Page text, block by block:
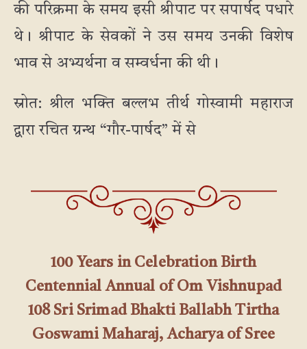
की परिक्रमा के समय इसी श्रीपाट पर सपार्षद पधारे
थे। श्रीपाट के सेवकों ने उस समय उनकी विशेष
भाव से अभ्यर्थना व सम्वर्धना की थी।
स्रोत: श्रील भक्ति बल्लभ तीर्थ गोस्वामी महाराज
द्वारा रचित ग्रन्थ “गौर-पार्षद” में से
100 Years in Celebration Birth
Centennial Annual of Om Vishnupad
108 Sri Srimad Bhakti Ballabh Tirtha
Goswami Maharaj, Acharya of Sree